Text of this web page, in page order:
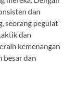
dan
seorang pegulat
dan
kemenangan
besar dan